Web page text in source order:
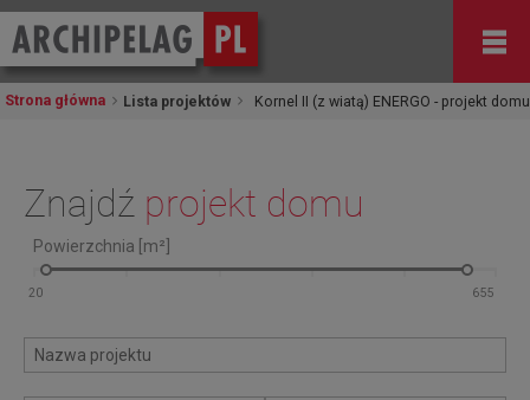
Strona główna Lista projektów Kornel II (z wiatą) ENERGO - projekt domu
Znajdź projekt domu
Powierzchnia [m²]